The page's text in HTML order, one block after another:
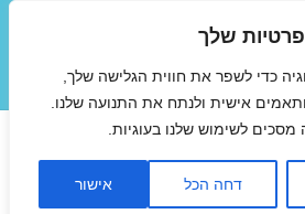
שלך
כדי לשפר את חווית הגלישה שלך,
אישית ולנתח את התנועה שלנו.
לשימוש שלנו בעוגיות.
דחה הכל אישור
תפריטים
ווידג'טים
לבלגרד בדצמבר